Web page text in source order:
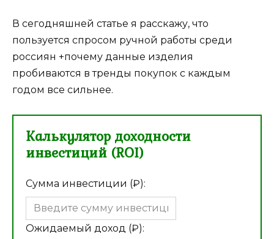
В сегодняшней статье я расскажу, что
пользуется спросом ручной работы среди
россиян +почему данные изделия
пробиваются в тренды покупок с каждым
годом все сильнее.
Калькулятор доходности
инвестиций (ROI)
Сумма инвестиции (₽):
Ожидаемый доход (₽):